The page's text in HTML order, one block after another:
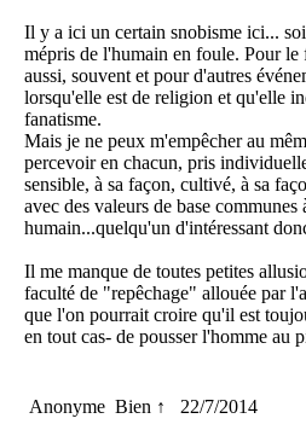
Il y a ici un certain snobisme ici...
mépris de l'humain en foule. Pour le
aussi, souvent et pour d'autres
lorsqu'elle est de religion et qu'elle
fanatisme.
Mais je ne peux m'empêcher au
percevoir en chacun, pris
sensible, à sa façon, cultivé, à sa
avec des valeurs de base communes
humain...quelqu'un d'intéressant
Il me manque de toutes petites
faculté de "repêchage" allouée par
que l'on pourrait croire qu'il est
en tout cas- de pousser l'homme au
Anonyme Bien ↑
22/7/2014